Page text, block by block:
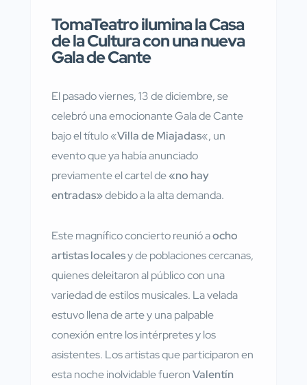
TomaTeatro ilumina la Casa
de la Cultura con una nueva
Gala de Cante
El pasado viernes, 13 de diciembre, se
celebró una emocionante Gala de Cante
bajo el título «Villa de Miajadas«, un
evento que ya había anunciado
previamente el cartel de«no hay
entradas»debido a la alta demanda.
Este magnífico concierto reunió aocho
artistas localesy de poblaciones cercanas,
quienes deleitaron al público con una
variedad de estilos musicales. La velada
estuvo llena de arte y una palpable
conexión entre los intérpretes y los
asistentes. Los artistas que participaron en
esta noche inolvidable fueronValentín